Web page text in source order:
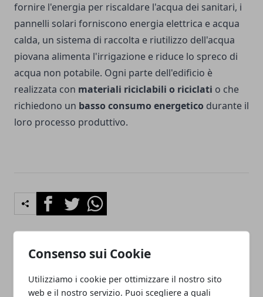
Consenso sui Cookie
Utilizziamo i cookie per ottimizzare il nostro sito
web e il nostro servizio. Puoi scegliere a quali
fornire l'energia per riscaldare l'acqua dei sanitari, i
pannelli solari forniscono energia elettrica e acqua
calda, un sistema di raccolta e riutilizzo dell'acqua
piovana alimenta l'irrigazione e riduce lo spreco di
acqua non potabile. Ogni parte dell'edificio è
realizzata con materiali riciclabili o riciclati o che
richiedono un basso consumo energetico durante il
loro processo produttivo.
FacebookTwitterWhatsapp
Impianti fotovoltaici: a
Frosinone un parco solare
Il primo edificio eco-
compatibile a Roma